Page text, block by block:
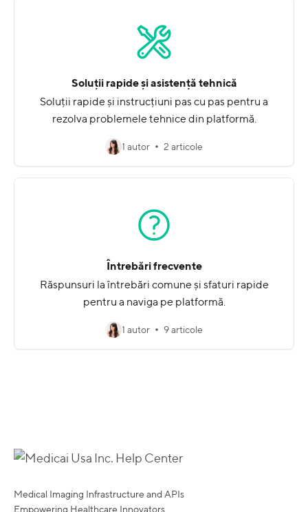
Soluții rapide și asistență tehnică
Soluții rapide și instrucțiuni pas cu pas pentru a
rezolva problemele tehnice din platformă.
1 autor 2 articole
Întrebări frecvente
Răspunsuri la întrebări comune și sfaturi rapide
pentru a naviga pe platformă.
1 autor 9 articole
Medical Imaging Infrastructure and APIs
Empowering Healthcare Innovators